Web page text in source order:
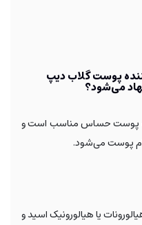
پوست گلاب دیپ
می‌شود؟
پوست حساس مناسب است و
پوست می‌شود.
یا هیالورونیک اسید و